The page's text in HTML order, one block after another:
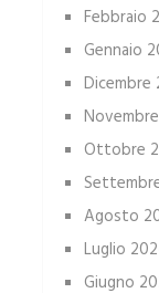
Febbraio
Gennaio
Dicembre
Ottobre
Agosto
Luglio
Giugno